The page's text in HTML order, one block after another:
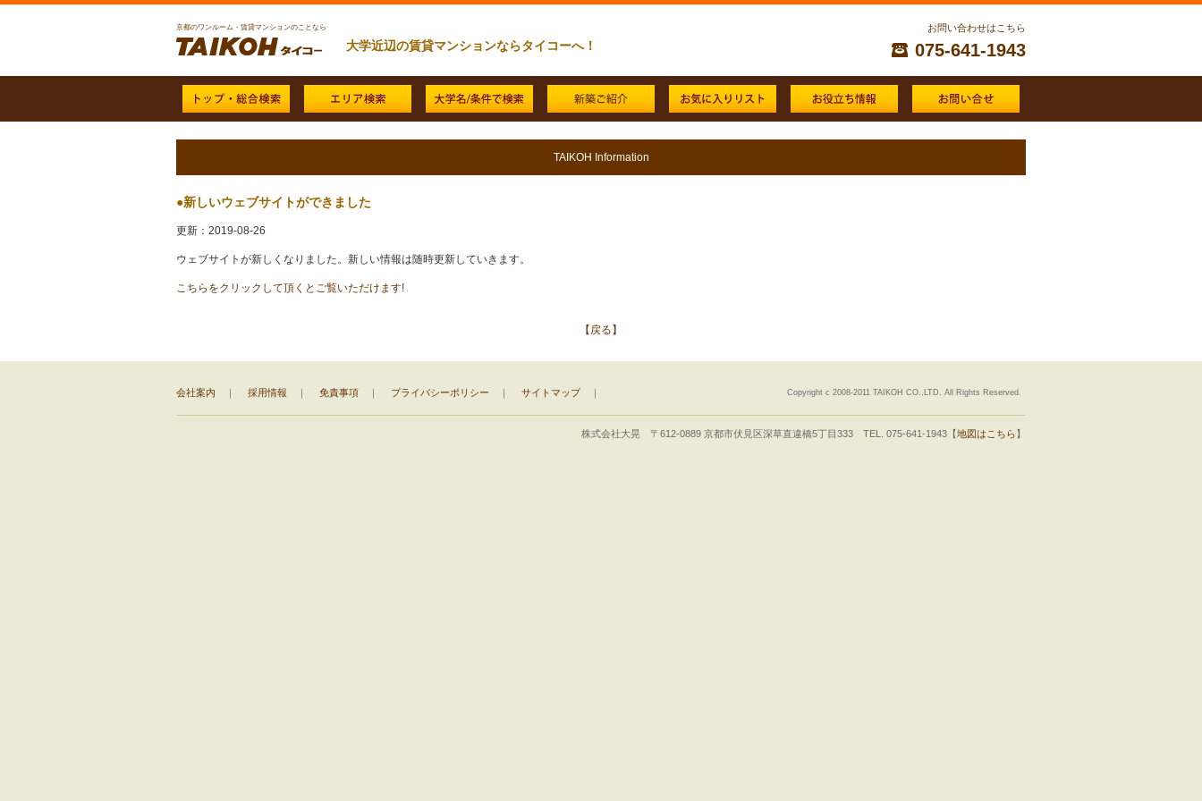
京都のワンルーム・賃貸マンションのことなら
大学近辺の賃貸マンションならタイコーへ！
お問い合わせはこちら
075-641-1943
TAIKOH Information
●新しいウェブサイトができました
更新：2019-08-26
こちらをクリックして頂くとご覧いただけます!
【戻る】
会社案内 ｜ 採用情報 ｜ 免責事項 ｜ プライバシーポリシー ｜ サイトマップ｜ Copyright c 2008-2011 TAIKOH CO.,LTD. All Rights Reserved.
株式会社大晃 〒612-0889 京都市伏見区深草直違橋5丁目333 TEL. 075-641-1943【地図はこちら】